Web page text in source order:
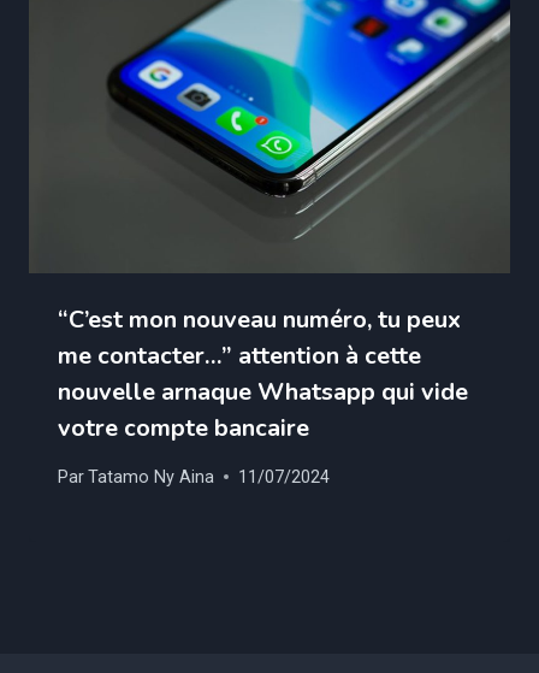
“C’est mon nouveau numéro, tu peux
me contacter…” attention à cette
nouvelle arnaque Whatsapp qui vide
votre compte bancaire
ParTatamo Ny Aina 11/07/2024